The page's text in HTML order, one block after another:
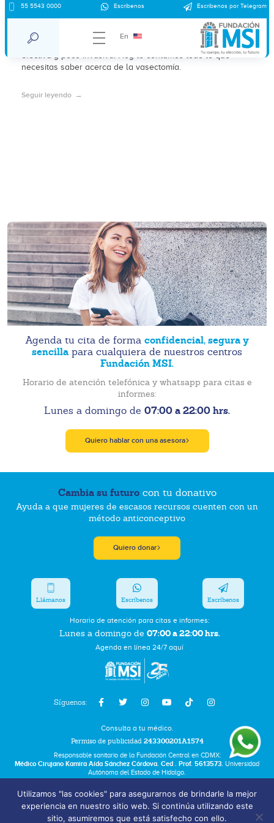
55 5543 0000 Escríbenos Escríbenos por Telegram
En
¿Cómo es la vasectomía sin bisturí?
La vasectomía sin bisturí es una técnica anticonceptiva
efectiva y poco invasiva. Hoy te contamos todo lo que
necesitas saber acerca de la vasectomía.
Seguir leyendo
Agenda tu cita de forma confidencial, segura y
sencilla para cualquiera de nuestros centros
Fundación MSI.
Horario de atención telefónica y whatsapp para citas e
informes:
Lunes a domingo de 07:00 a 22:00 hrs.
Quiero hablar con una asesora
Cambia su futurocon tu donativo
Ayuda a que mujeres de escasos recursos cuenten con un
método anticonceptivo
Quiero donar
Síguenos:
Horario de atención para citas e informes:
Lunes a domingo de 07:00 a 22:00 hrs.
Agenda en línea 24/7 aquí
Llámanos Escríbenos Escríbenos
Consulta a tu médico.
Permiso de publicidad 243300201A1574
Responsable sanitario de la Fundación Central en CDMX:
Médico Cirujano Kamira Aída Sánchez Córdova. Ced . Prof. 5613573. Universidad
Autónoma del Estado de Hidalgo.
Términos y Condiciones
Bolsa de Trabajo
Utilizamos "las cookies" para asegurarnos de brindarle la mejor
experiencia en nuestro sitio web. Si continúa utilizando este
sitio, asumiremos que está satisfecho con ello.